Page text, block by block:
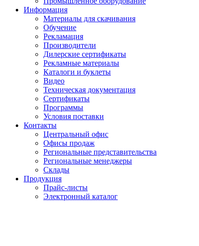
Информация
Материалы для скачивания
Обучение
Рекламация
Производители
Дилерские сертификаты
Рекламные материалы
Каталоги и буклеты
Видео
Техническая документация
Сертификаты
Программы
Условия поставки
Контакты
Центральный офис
Офисы продаж
Региональные представительства
Региональные менеджеры
Склады
Продукция
Прайс-листы
Электронный каталог